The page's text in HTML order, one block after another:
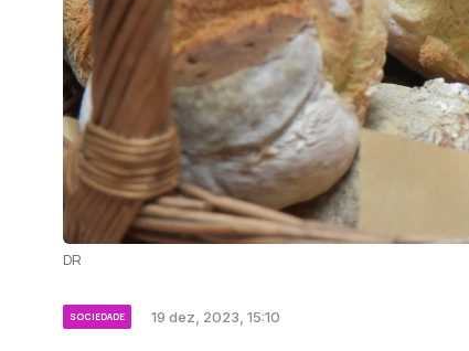
DR
SOCIEDADE 19 dez, 2023, 15:10